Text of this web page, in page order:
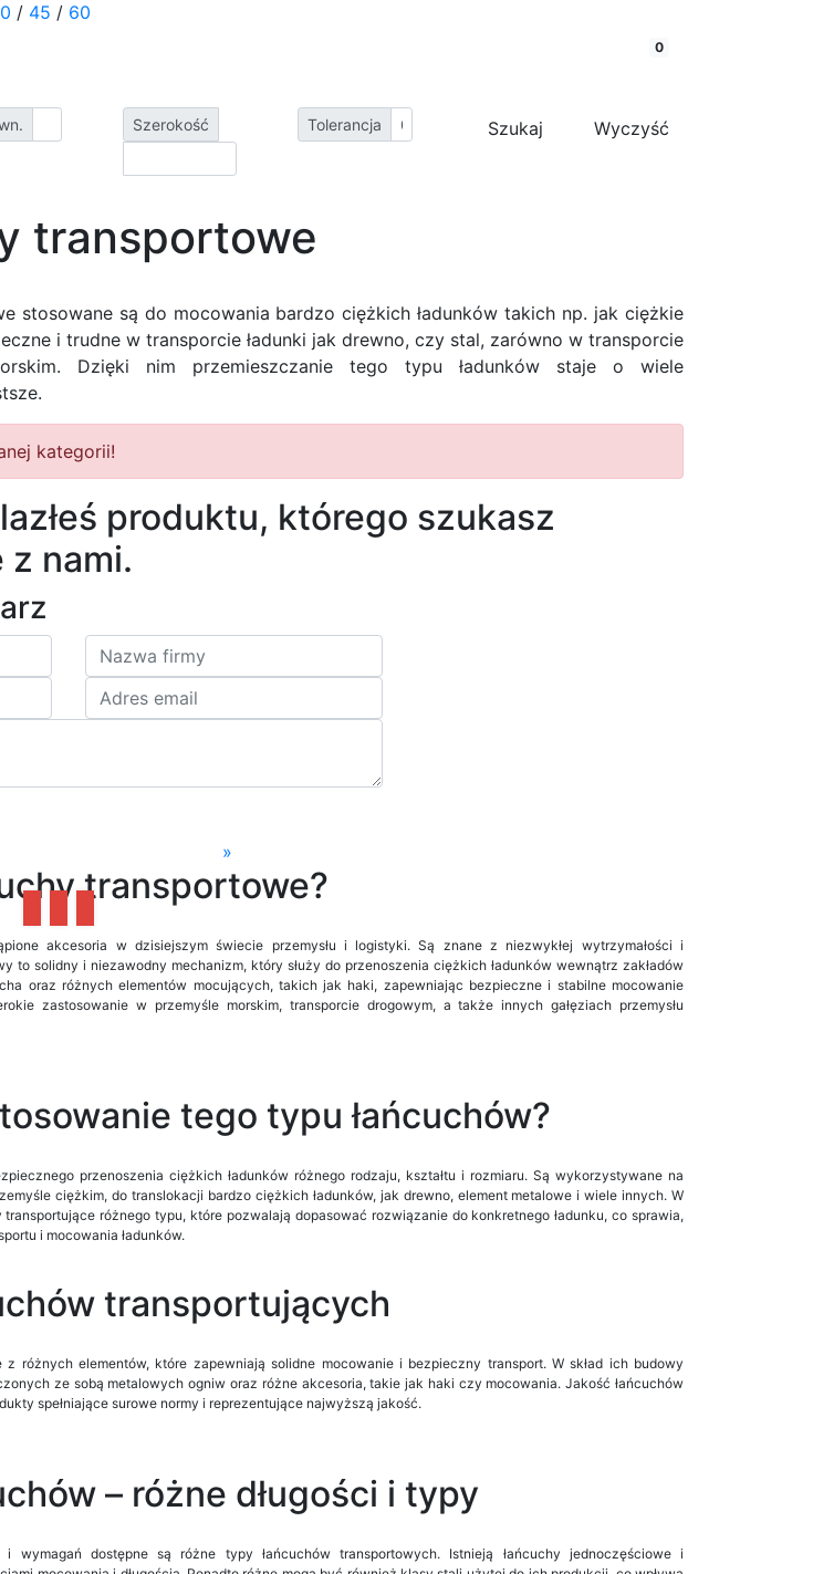
/ 45 / 60
0
Szerokość Tolerancja
transportowe
stosowane są do mocowania bardzo ciężkich ładunków takich np. jak ciężkie
i trudne w transporcie ładunki jak drewno, czy stal, zarówno w transporcie
Dzięki nim przemieszczanie tego typu ładunków staje o wiele
kategorii!
produktu, którego szukasz
nami.
»
transportowe?
akcesoria w dzisiejszym świecie przemysłu i logistyki. Są znane z niezwykłej wytrzymałości i
to solidny i niezawodny mechanizm, który służy do przenoszenia ciężkich ładunków wewnątrz zakładów
oraz różnych elementów mocujących, takich jak haki, zapewniając bezpieczne i stabilne mocowanie
zastosowanie w przemyśle morskim, transporcie drogowym, a także innych gałęziach przemysłu
tego typu łańcuchów?
przenoszenia ciężkich ładunków różnego rodzaju, kształtu i rozmiaru. Są wykorzystywane na
ciężkim, do translokacji bardzo ciężkich ładunków, jak drewno, element metalowe i wiele innych. W
różnego typu, które pozwalają dopasować rozwiązanie do konkretnego ładunku, co sprawia,
i mocowania ładunków.
transportujących
z różnych elementów, które zapewniają solidne mocowanie i bezpieczny transport. W skład ich budowy
ze sobą metalowych ogniw oraz różne akcesoria, takie jak haki czy mocowania. Jakość łańcuchów
spełniające surowe normy i reprezentujące najwyższą jakość.
– różne długości i typy
wymagań dostępne są różne typy łańcuchów transportowych. Istnieją łańcuchy jednoczęściowe i